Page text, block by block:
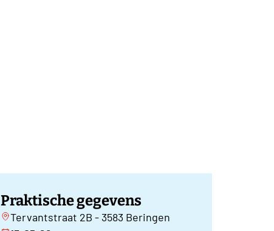
Praktische gegevens
Tervantstraat 2B - 3583 Beringen